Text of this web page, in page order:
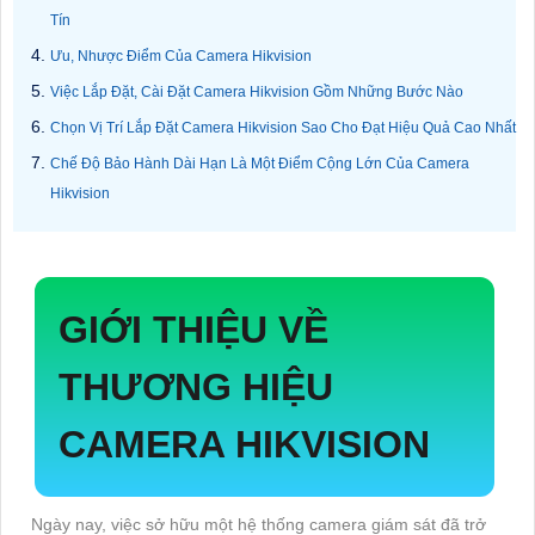
Tín
Ưu, Nhược Điểm Của Camera Hikvision
Việc Lắp Đặt, Cài Đặt Camera Hikvision Gồm Những Bước Nào
Chọn Vị Trí Lắp Đặt Camera Hikvision Sao Cho Đạt Hiệu Quả Cao Nhất
Chế Độ Bảo Hành Dài Hạn Là Một Điểm Cộng Lớn Của Camera
Hikvision
GIỚI THIỆU VỀ
THƯƠNG HIỆU
CAMERA HIKVISION
Ngày nay, việc sở hữu một hệ thống camera giám sát đã trở